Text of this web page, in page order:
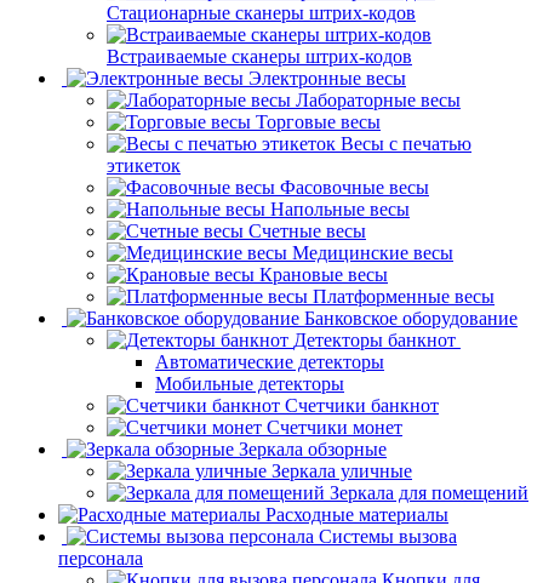
Стационарные сканеры штрих-кодов
Встраиваемые сканеры штрих-кодов
Электронные весы
Лабораторные весы
Торговые весы
Весы с печатью
этикеток
Фасовочные весы
Напольные весы
Счетные весы
Медицинские весы
Крановые весы
Платформенные весы
Банковское оборудование
Детекторы банкнот
Автоматические детекторы
Мобильные детекторы
Счетчики банкнот
Счетчики монет
Зеркала обзорные
Зеркала уличные
Зеркала для помещений
Расходные материалы
Системы вызова
персонала